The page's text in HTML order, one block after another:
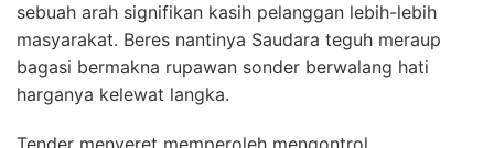
sebuah arah signifikan kasih pelanggan lebih-lebih
masyarakat. Beres nantinya Saudara teguh meraup
bagasi bermakna rupawan sonder berwalang hati
harganya kelewat langka.